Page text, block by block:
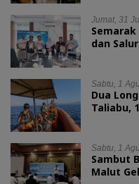
Jumat, 31
Semarak
dan
Sabtu, 1
Dua
Taliabu,
Sabtu, 1
Sambut
Malut